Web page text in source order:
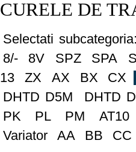
CURELE DE
Selectati
8/-
8V SPZ SPA
13
ZX AX BX
CX
DHTD D5M
DHTD
PK
PL PM
AT10
Variator
AA BB CC